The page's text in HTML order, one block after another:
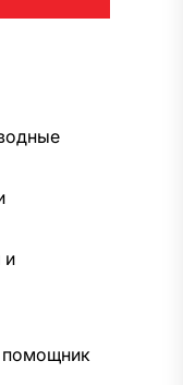
и
помощник